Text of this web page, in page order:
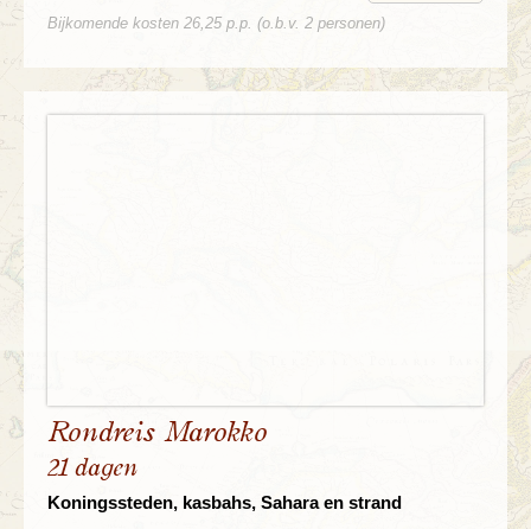
Bijkomende kosten 26,25 p.p. (o.b.v. 2 personen)
Rondreis Marokko
21 dagen
Koningssteden, kasbahs, Sahara en strand